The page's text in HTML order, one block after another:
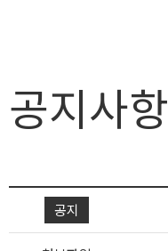
공지사항
공지